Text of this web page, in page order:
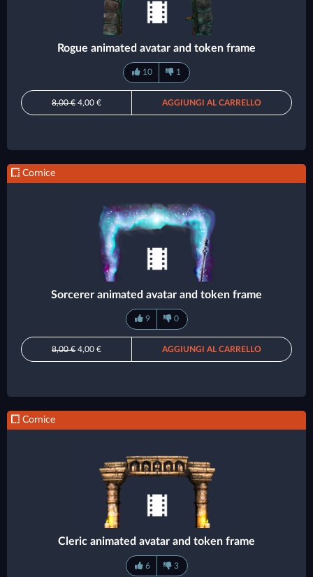
Rogue animated avatar and token frame
10 1
8,00 € 4,00 € AGGIUNGI AL CARRELLO
Cornice
Sorcerer animated avatar and token frame
9 0
8,00 € 4,00 € AGGIUNGI AL CARRELLO
Cornice
Cleric animated avatar and token frame
6 3